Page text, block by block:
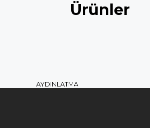
Ürünler
AYDINLATMA